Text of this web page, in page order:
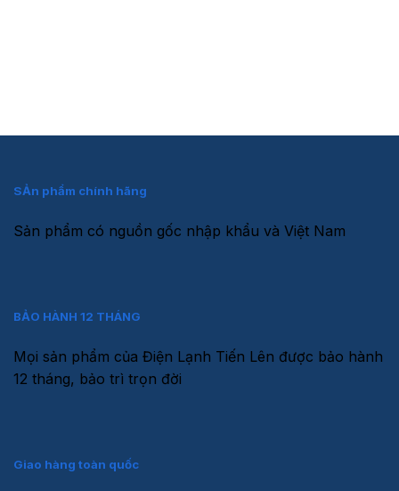
SẢn phẩm chính hãng
Sản phẩm có nguồn gốc nhập khẩu và Việt Nam
BẢO HÀNH 12 THÁNG
Mọi sản phẩm của Điện Lạnh Tiến Lên được bảo hành
12 tháng, bảo trì trọn đời
Giao hàng toàn quốc